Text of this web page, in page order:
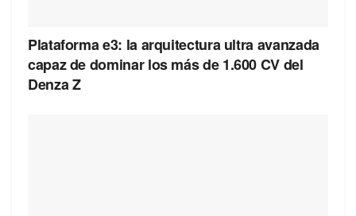
Plataforma e3: la arquitectura ultra avanzada
capaz de dominar los más de 1.600 CV del
Denza Z